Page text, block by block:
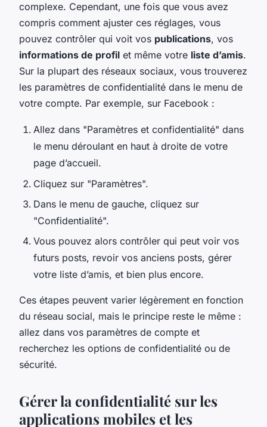
complexe. Cependant, une fois que vous avez
compris comment ajuster ces réglages, vous
pouvez contrôler qui voit vos publications, vos
informations de profil et même votre liste d’amis.
Sur la plupart des réseaux sociaux, vous trouverez
les paramètres de confidentialité dans le menu de
votre compte. Par exemple, sur Facebook :
Allez dans "Paramètres et confidentialité" dans
le menu déroulant en haut à droite de votre
page d’accueil.
Cliquez sur "Paramètres".
Dans le menu de gauche, cliquez sur
"Confidentialité".
Vous pouvez alors contrôler qui peut voir vos
futurs posts, revoir vos anciens posts, gérer
votre liste d’amis, et bien plus encore.
Ces étapes peuvent varier légèrement en fonction
du réseau social, mais le principe reste le même :
allez dans vos paramètres de compte et
recherchez les options de confidentialité ou de
sécurité.
Gérer la confidentialité sur les
applications mobiles et les